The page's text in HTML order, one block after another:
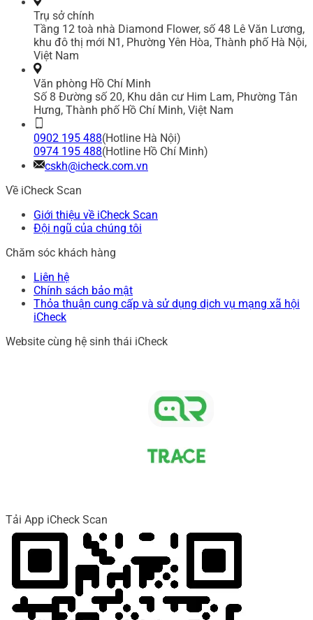
Trụ sở chính
Tầng 12 toà nhà Diamond Flower, số 48 Lê Văn Lương,
khu đô thị mới N1, Phường Yên Hòa, Thành phố Hà Nội,
Việt Nam
Văn phòng Hồ Chí Minh
Số 8 Đường số 20, Khu dân cư Him Lam, Phường Tân
Hưng, Thành phố Hồ Chí Minh, Việt Nam
0902 195 488(Hotline Hà Nội)
0974 195 488(Hotline Hồ Chí Minh)
cskh@icheck.com.vn
Về iCheck Scan
Giới thiệu về iCheck Scan
Đội ngũ của chúng tôi
Chăm sóc khách hàng
Liên hệ
Chính sách bảo mật
Thỏa thuận cung cấp và sử dụng dịch vụ mạng xã hội
iCheck
Website cùng hệ sinh thái iCheck
Tải App iCheck Scan